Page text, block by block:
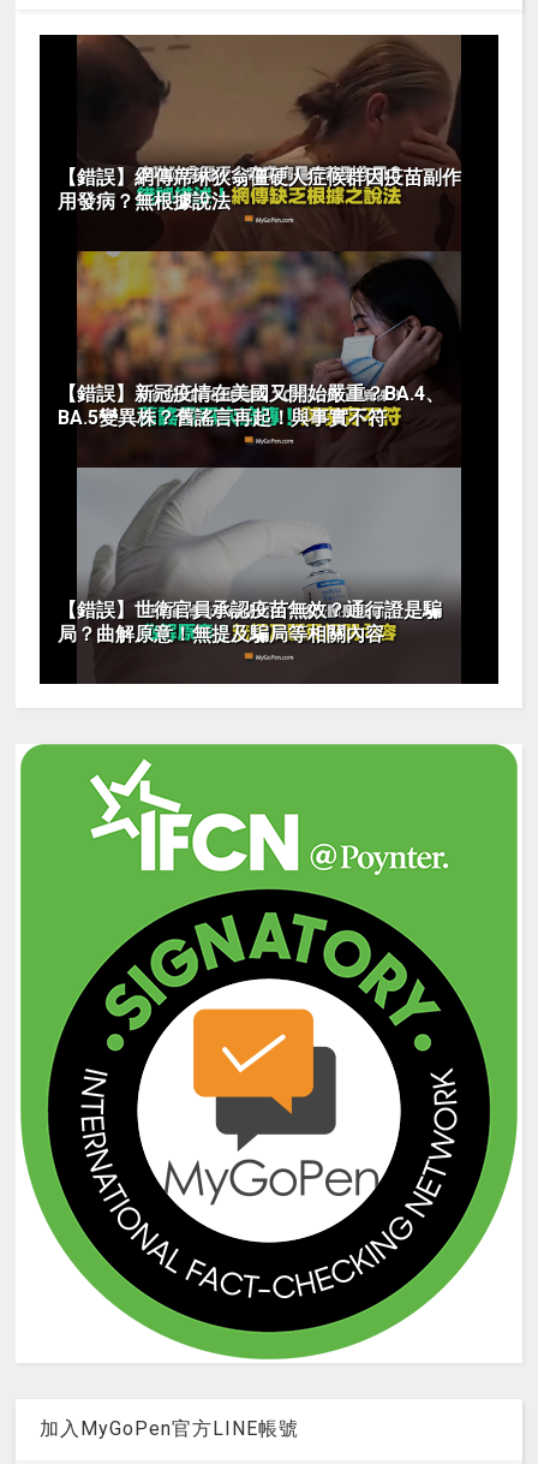
【錯誤】網傳席琳狄翁僵硬人症候群因疫苗副作
用發病？無根據說法
【錯誤】新冠疫情在美國又開始嚴重？BA.4、
BA.5變異株？舊謠言再起！與事實不符
【錯誤】世衛官員承認疫苗無效？通行證是騙
局？曲解原意！無提及騙局等相關內容
加入MyGoPen官方LINE帳號